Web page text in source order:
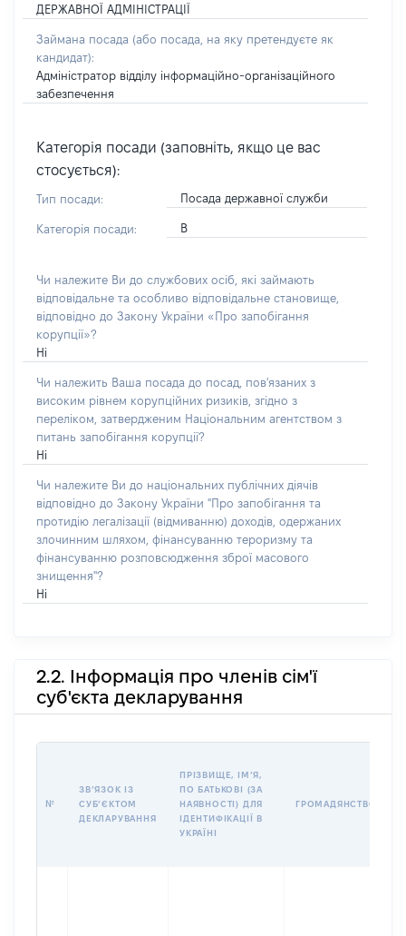
ДЕРЖАВНОЇ АДМІНІСТРАЦІЇ
Займана посада (або посада, на яку претендуєте як
кандидат):
Адміністратор відділу інформаційно-організаційного
забезпечення
Категорія посади (заповніть, якщо це вас
стосується):
Тип посади: Посада державної служби
Категорія посади: В
Чи належите Ви до службових осіб, які займають
відповідальне та особливо відповідальне становище,
відповідно до Закону України «Про запобігання
корупції»?
Ні
Чи належить Ваша посада до посад, пов'язаних з
високим рівнем корупційних ризиків, згідно з
переліком, затвердженим Національним агентством з
питань запобігання корупції?
Ні
Чи належите Ви до національних публічних діячів
відповідно до Закону України "Про запобігання та
протидію легалізації (відмиванню) доходів, одержаних
злочинним шляхом, фінансуванню тероризму та
фінансуванню розповсюдження зброї масового
знищення"?
Ні
2.2. Інформація про членів сім'ї
суб'єкта декларування
№
ЗВʼЯЗОК ІЗ
СУБʼЄКТОМ
ДЕКЛАРУВАННЯ
ПРІЗВИЩЕ, ІМʼЯ,
ПО БАТЬКОВІ (ЗА
НАЯВНОСТІ) ДЛЯ
ІДЕНТИФІКАЦІЇ В
УКРАЇНІ
ГРОМАДЯНСТВО